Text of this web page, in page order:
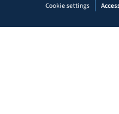
Cookie settings